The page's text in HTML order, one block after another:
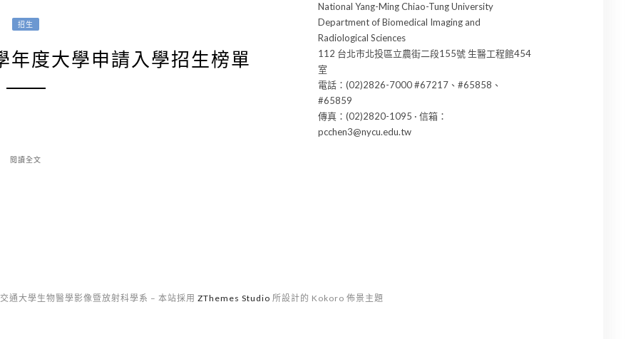
招生
年度大學申請入學招生榜單
閱讀全文
National Yang-Ming Chiao-Tung University
Department of Biomedical Imaging and
Radiological Sciences
112 台北市北投區立農街二段155號 生醫工程館454
室
電話：(02)2826-7000 #67217、#65858、
#65859
傳真：(02)2820-1095 · 信箱：
pcchen3@nycu.edu.tw
通大學生物醫學影像暨放射科學系 – 本站採用 ZThemes Studio 所設計的 Kokoro 佈景主題